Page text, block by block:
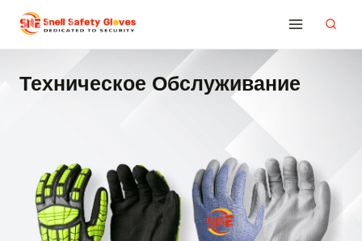
Перейти
содержимому
Техническое Обслуживание